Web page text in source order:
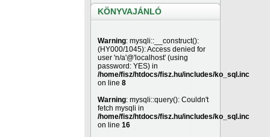
KÖNYVAJÁNLÓ
Warning: mysqli::__construct():
(HY000/1045): Access denied for
user 'n/a'@'localhost' (using
password: YES) in
/home/fisz/htdocs/fisz.hu/includes/ko_sql.inc
on line 8
Warning: mysqli::query(): Couldn't
fetch mysqli in
/home/fisz/htdocs/fisz.hu/includes/ko_sql.inc
on line 16